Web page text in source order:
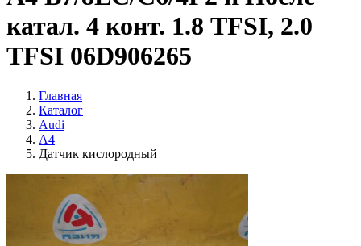
катал. 4 конт. 1.8 TFSI, 2.0
TFSI 06D906265
Главная
Каталог
Audi
A4
Датчик кислородный